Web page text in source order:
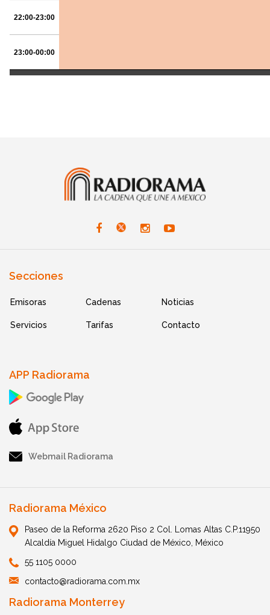
Secciones
Emisoras Cadenas Noticias
Servicios Tarifas Contacto
APP Radiorama
Webmail Radiorama
Radiorama México
Paseo de la Reforma 2620 Piso 2 Col. Lomas Altas C.P.11950
Alcaldía Miguel Hidalgo Ciudad de México, México
55 1105 0000
contacto@radiorama.com.mx
Radiorama Monterrey